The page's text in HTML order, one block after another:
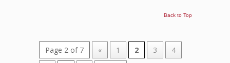
Back to Top
Page 2 of 7 « 1 2 3
4